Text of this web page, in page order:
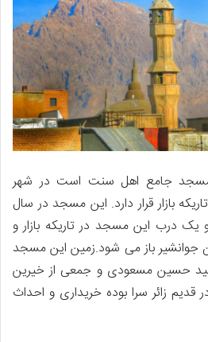
جامع اهل سنت است در شهر
بازار قرار دارد. این مسجد در سال
یک درب این مسجد در تاریکه بازار و
جوانشیر باز می شود.زمین این مسجد
حسین مسعودی و جمعی از خیرین
زائر سرا بوده خریداری و احداث